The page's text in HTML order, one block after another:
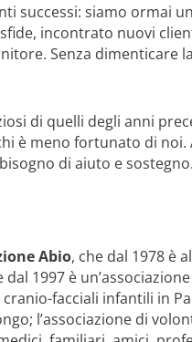
successi: siamo ormai
incontrato nuovi
Senza dimenticare
di quelli degli anni
è meno fortunato di noi.
di aiuto e sostegno.
Abio, che dal 1978 è
dal 1997 è
facciali infantili in
l’associazione di